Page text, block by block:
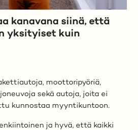
kanavana siinä, että
yksityiset kuin
moottoripyöriä,
sekä autoja, joita ei
kunnostaa myyntikuntoon.
ja hyvä, että kaikki